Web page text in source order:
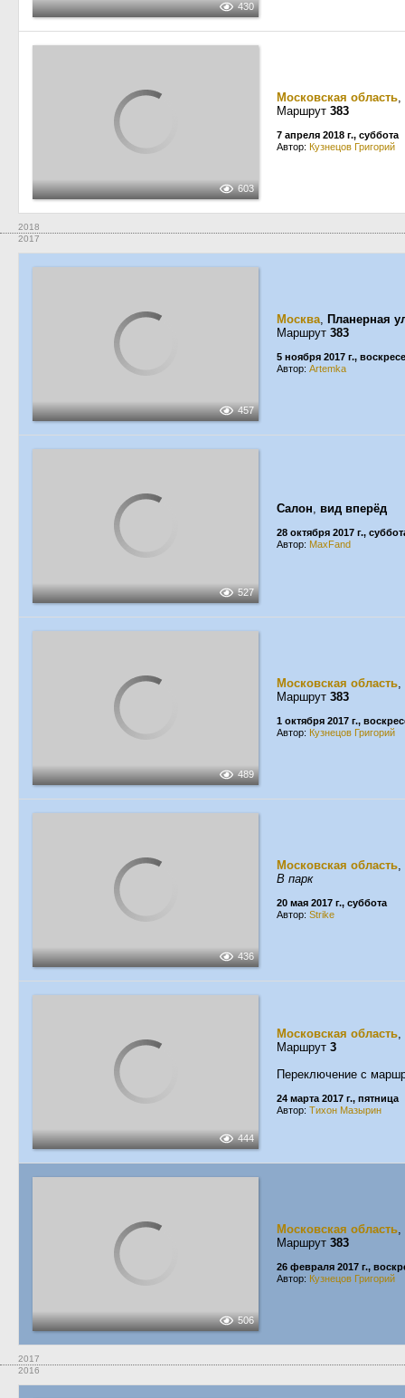
430
603
Московская область,
Маршрут 383
7 апреля 2018 г., суббота
Автор: Кузнецов Григорий
2018
2017
457
Москва, Планерная
Маршрут 383
5 ноября 2017 г.,
Автор: Artemka
527
Салон, вид вперёд
28 октября 2017 г.,
Автор: MaxFand
489
Московская область,
Маршрут 383
1 октября 2017 г.,
Автор: Кузнецов Григорий
436
Московская область,
В парк
20 мая 2017 г., суббота
Автор: Strike
444
Московская область,
Маршрут 3
Переключение с
24 марта 2017 г., пятница
Автор: Тихон Мазырин
506
Московская область,
Маршрут 383
26 февраля 2017 г.,
Автор: Кузнецов Григорий
2017
2016